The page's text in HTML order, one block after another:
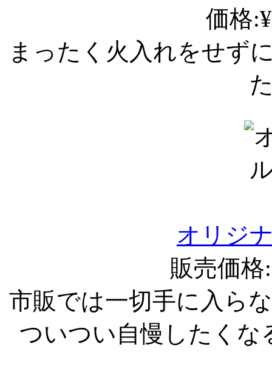
価格
まったく火入れをせず
オリジ
販売価格
市販では一切手に入ら
ついつい自慢したく